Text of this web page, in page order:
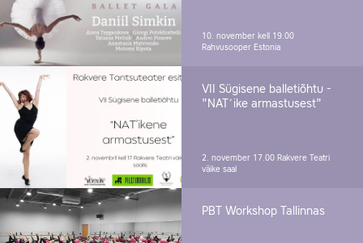
10. november kell 19.00
Rahvusooper Estonia
VII Sügisene balletiõhtu -
"NAT´ike armastusest"
2. november 17.00 Rakvere Teatri
väike saal
PBT Workshop Tallinnas